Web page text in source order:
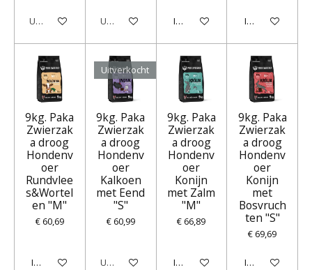
Uitverkocht Uitverkocht In winkelwagen In winkelwagen
9kg. Paka
Zwierzak
a droog
Hondenv
oer
Rundvlee
s&Wortel
en "M"
€ 60,69
In winkelwagen
Uitverkocht
9kg. Paka
Zwierzak
a droog
Hondenv
oer
Kalkoen
met Eend
"S"
€ 60,99
Uitverkocht
9kg. Paka
Zwierzak
a droog
Hondenv
oer
Konijn
met Zalm
"M"
€ 66,89
In winkelwagen
9kg. Paka
Zwierzak
a droog
Hondenv
oer
Konijn
met
Bosvruch
ten "S"
€ 69,69
In winkelwagen